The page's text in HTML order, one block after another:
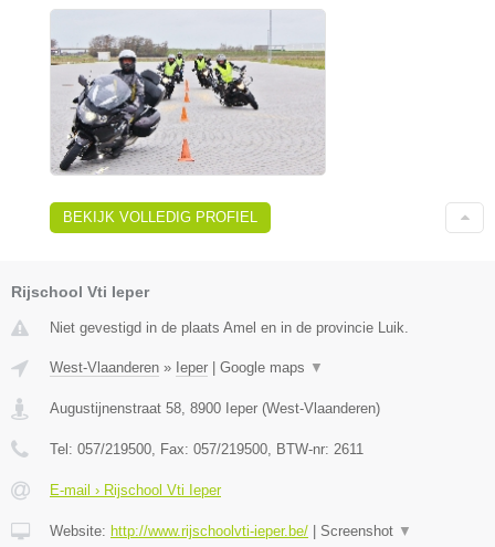
BEKIJK VOLLEDIG PROFIEL
Rijschool Vti Ieper
Niet gevestigd in de plaats Amel en in de provincie Luik.
West-Vlaanderen » Ieper Google maps ▼
Augustijnenstraat 58, 8900 Ieper (West-Vlaanderen)
Tel: 057/219500, Fax: 057/219500, BTW-nr: 2611
E-mail › Rijschool Vti Ieper
Website: http://www.rijschoolvti-ieper.be/ Screenshot ▼